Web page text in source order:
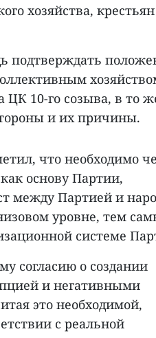
хозяйства,
подтверждать
ЦК 10-го созыва, в то
и их причины.
что необходимо
основу Партии,
между Партией и
уровне, тем
системе
согласию о создании
и негативными
это необходимой,
с реальной